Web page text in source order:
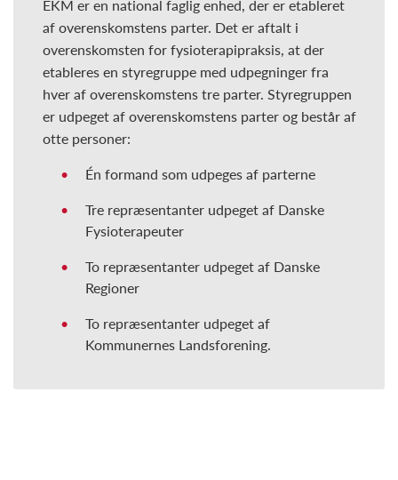
EKM er en national faglig enhed, der er etableret
af overenskomstens parter. Det er aftalt i
overenskomsten for fysioterapipraksis, at der
etableres en styregruppe med udpegninger fra
hver af overenskomstens tre parter. Styregruppen
er udpeget af overenskomstens parter og består af
otte personer:
Én formand som udpeges af parterne
Tre repræsentanter udpeget af Danske
Fysioterapeuter
To repræsentanter udpeget af Danske
Regioner
To repræsentanter udpeget af
Kommunernes Landsforening.